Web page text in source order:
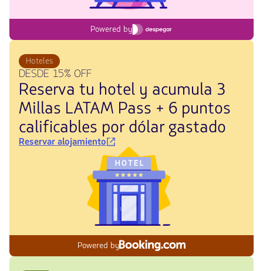
Powered by
Hoteles
DESDE 15% OFF
Reserva tu hotel y acumula 3
Millas LATAM Pass + 6 puntos
calificables por dólar gastado
Reservar alojamiento
Powered by